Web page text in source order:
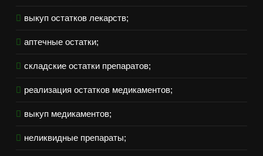
выкуп остатков лекарств;
аптечные остатки;
складские остатки препаратов;
реализация остатков медикаментов;
выкуп медикаментов;
неликвидные препараты;